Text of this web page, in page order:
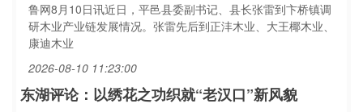
鲁网8月10日讯近日，平邑县委副书记、县长张雷到卞桥镇调
研木业产业链发展情况。张雷先后到正沣木业、大王椰木业、
康迪木业
2026-08-10 11:23:00
东湖评论：以绣花之功织就“老汉口”新风貌